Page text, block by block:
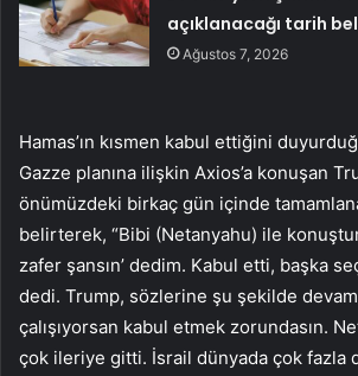
açıklanacağı tarih
Ağustos 7, 2026
Hamas’ın kısmen kabul ettiğini
Gazze planına ilişkin Axios’a konuşan
önümüzdeki birkaç gün içinde
belirterek, “Bibi (Netanyahu) ile
zafer şansın’ dedim. Kabul etti, başka
dedi. Trump, sözlerine şu şekilde
çalışıyorsan kabul etmek zorundasın.
çok ileriye gitti. İsrail dünyada çok fazla